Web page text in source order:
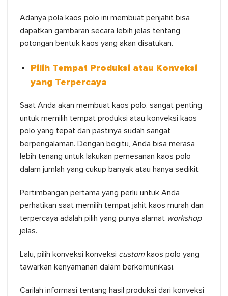
Adanya pola kaos polo ini membuat penjahit bisa
dapatkan gambaran secara lebih jelas tentang
potongan bentuk kaos yang akan disatukan.
Pilih Tempat Produksi atau Konveksi
yang Terpercaya
Saat Anda akan membuat kaos polo, sangat penting
untuk memilih tempat produksi atau konveksi kaos
polo yang tepat dan pastinya sudah sangat
berpengalaman. Dengan begitu, Anda bisa merasa
lebih tenang untuk lakukan pemesanan kaos polo
dalam jumlah yang cukup banyak atau hanya sedikit.
Pertimbangan pertama yang perlu untuk Anda
perhatikan saat memilih tempat jahit kaos murah dan
terpercaya adalah pilih yang punya alamat workshop
jelas.
Lalu, pilih konveksi konveksi customkaos polo yang
tawarkan kenyamanan dalam berkomunikasi.
Carilah informasi tentang hasil produksi dari konveksi